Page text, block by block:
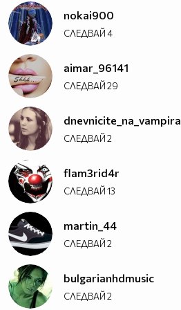
nokai900
СЛЕДВАЙ4
aimar_96141
СЛЕДВАЙ29
dnevnicite_na_vampira
СЛЕДВАЙ2
flam3rid4r
СЛЕДВАЙ13
martin_44
СЛЕДВАЙ2
bulgarianhdmusic
СЛЕДВАЙ2